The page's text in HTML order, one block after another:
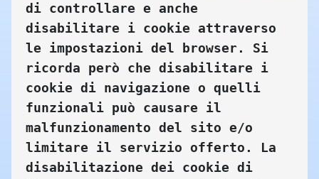
di controllare e anche
disabilitare i cookie attraverso
le impostazioni del browser. Si
ricorda però che disabilitare i
cookie di navigazione o quelli
funzionali può causare il
malfunzionamento del sito e/o
limitare il servizio offerto. La
disabilitazione dei cookie di